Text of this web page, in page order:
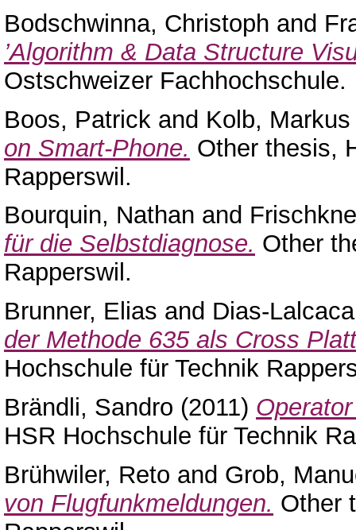
Bodschwinna, Christoph and
’Algorithm & Data Structure
Ostschweizer Fachhochschule.
Boos, Patrick and Kolb, Markus
on Smart-Phone. Other thesis,
Rapperswil.
Bourquin, Nathan and
für die Selbstdiagnose. Other
Rapperswil.
Brunner, Elias and Dias-
der Methode 635 als Cross
Hochschule für Technik
Brändli, Sandro (2011)
HSR Hochschule für Technik
Brühwiler, Reto and Grob,
von Flugfunkmeldungen. Other